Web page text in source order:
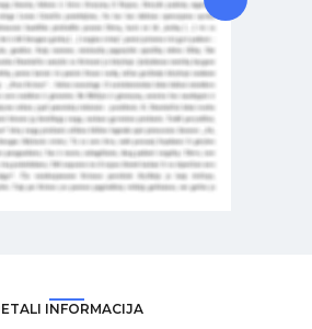
INFORMACIJA